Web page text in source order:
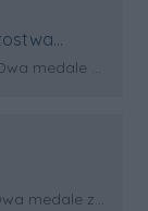
za oceanem
za oceanem